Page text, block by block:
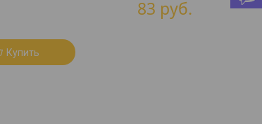
83 руб.
Купить